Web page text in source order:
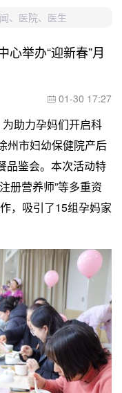
、医院、医生
举办“迎新春”月
 01-30 17:27
为助力孕妈们开启科
州市妇幼保健院产后
品鉴会。本次活动特
册营养师”等多重资
，吸引了15组孕妈家